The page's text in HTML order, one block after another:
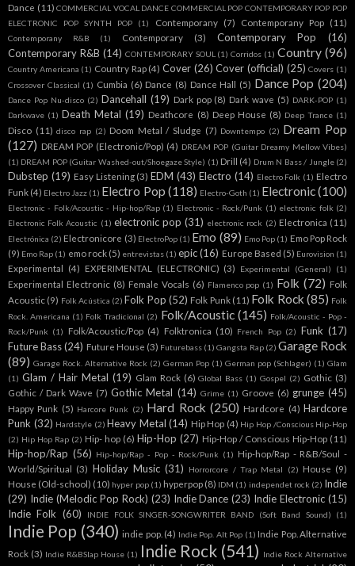
Dance (11) COMMERCIAL VOCAL DANCE COMMERCIAL POP CONTEMPORARY POP POP
ELECTRONIC POP SYNTH POP
(1) Contemporany (7) Contemporany Pop (11)
Contemporany R&B (1) Contemporary (3) Contemporary Pop
(16)
Contemporary R&B (14) CONTEMPORARY SOUL (1) Corridos (1) Country (96)
Country Americana (1) Country Rap (4) Cover (26) Cover (official) (25) Covers (1)
Crossover Classical (1) Cumbia (6) Dance (8) Dance Hall (5) Dance Pop (204)
Dance Pop Nu-disco (2) Dancehall (19) Dark pop (8) Dark wave (5) DARK-POP (1)
Darkwave (1) Death Metal (19) Deathcore (8) Deep House (8) Deep Trance (1)
Disco (11) disco rap (2) Doom Metal / Sludge (7) Downtempo (2) Dream Pop
(127) DREAM POP (Electronic/Pop) (4) DREAM POP (Guitar Dreamy Mellow Vibes)
(1) DREAM POP (Guitar Washed-out/Shoegaze Style) (1) Drill (4) Drum N Bass / Jungle (2)
Dubstep (19) Easy Listening (3) EDM (43) Electro (14) Electro Folk (1) Electro
Funk (4) Electro Jazz (1) Electro Pop (118) Electro-Goth (1) Electronic(100)
Electronic - Folk/Acoustic - Hip-hop/Rap (1) Electronic - Rock/Punk (1) electronic folk (2)
Electronic Folk Acoustic (1) electronic pop (31) electronic rock (2) Electronica (11)
Electrónica (2) Electronicore (3) ElectroPop (1) Emo (89) Emo Pop (1) Emo Pop Rock
(9) Emo Rap (1) emo rock (5) entrevistas (1) epic (16) Europe Based (5) Eurovision (1)
Experimental (4) EXPERIMENTAL (ELECTRONIC) (3) Experimental (General) (1)
Experimental Electronic (8) Female Vocals (6) Flamenco pop (1) Folk (72) Folk
Acoustic (9) Folk Acústica (2) Folk Pop (52) Folk Punk (11) Folk Rock (85) Folk
Rock. Americana (1) Folk Tradicional (2) Folk/Acoustic (145) Folk/Acoustic - Pop -
Rock/Punk (1) Folk/Acoustic/Pop (4) Folktronica (10) French Pop (2) Funk (17)
Future Bass (24) Future House (3) Futurebass (1) Gangsta Rap (2) Garage Rock
(89) Garage Rock. Alternative Rock (2) German Pop (1) German pop (Schlager) (1) Glam
(1) Glam / Hair Metal (19) Glam Rock (6) Global Bass (1) Gospel (2) Gothic (3)
Gothic / Dark Wave (7) Gothic Metal (14) Grime (1) Groove (6) grunge (45)
Happy Punk (5) Harcore Punk (2) Hard Rock (250) Hardcore (4) Hardcore
Punk (32) Hardstyle (2) Heavy Metal (14) Hip Hop (4) Hip Hop /Conscious Hip-Hop
(2) Hip Hop Rap (2) Hip- hop (6) Hip-Hop (27) Hip-Hop / Conscious Hip-Hop (11)
Hip-hop/Rap (56) Hip-hop/Rap - Pop - Rock/Punk (1) Hip-hop/Rap - R&B/Soul -
World/Spiritual (3) Holiday Music (31) Horrorcore / Trap Metal (2) House (9)
House (Old-school) (10) hyper pop (1) hyperpop (8) IDM (1) independet rock (2) Indie
(29) Indie (Melodic Pop Rock) (23) Indie Dance (23) Indie Electronic (15)
Indie Folk (60) INDIE FOLK SINGER-SONGWRITER BAND (Soft Band Sound) (1)
Indie Pop (340) indie pop. (4) Indie Pop. Alt Pop (1) Indie Pop. Alternative
Rock (3) Indie R&BSlap House (1) Indie Rock (541) Indie Rock Alternative